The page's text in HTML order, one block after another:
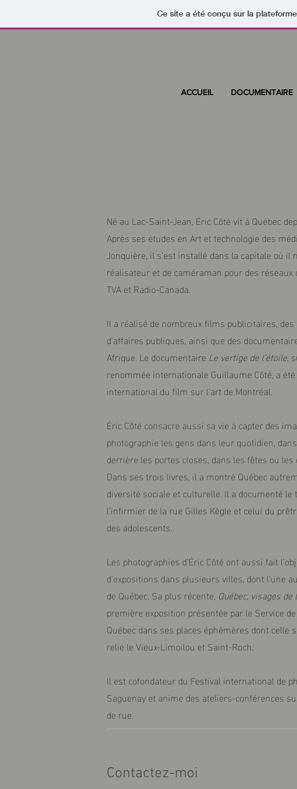
Ce site a été conçu sur la
ACCUEIL DOCUMENTAIRE
Né au Lac-Saint-Jean, Éric Côté vit à Québec
Après ses études en Art et technologie des
Jonquière, il s’est installé dans la capitale où il
réalisateur et de caméraman pour des réseaux
TVA et Radio-Canada.
Il a réalisé de nombreux films publicitaires, des
d’affaires publiques, ainsi que des
Afrique. Le documentaire Le vertige de l’étoile,
renommée internationale Guillaume Côté, a
international du film sur l’art de Montréal.
Éric Côté consacre aussi sa vie à capter des
photographie les gens dans leur quotidien,
derrière les portes closes, dans les fêtes ou
Dans ses trois livres, il a montré Québec
diversité sociale et culturelle. Il a documenté
l’infirmier de la rue Gilles Kègle et celui du
des adolescents.
Les photographies d’Éric Côté ont aussi fait
d’expositions dans plusieurs villes, dont l’une
de Québec. Sa plus récente, Québec, visages
première exposition présentée par le Service
Québec dans ses places éphémères dont celle
relie le Vieux-Limoilou et Saint-Roch.
Il est cofondateur du Festival international de
Saguenay et anime des ateliers-conférences
de rue.
Contactez-moi